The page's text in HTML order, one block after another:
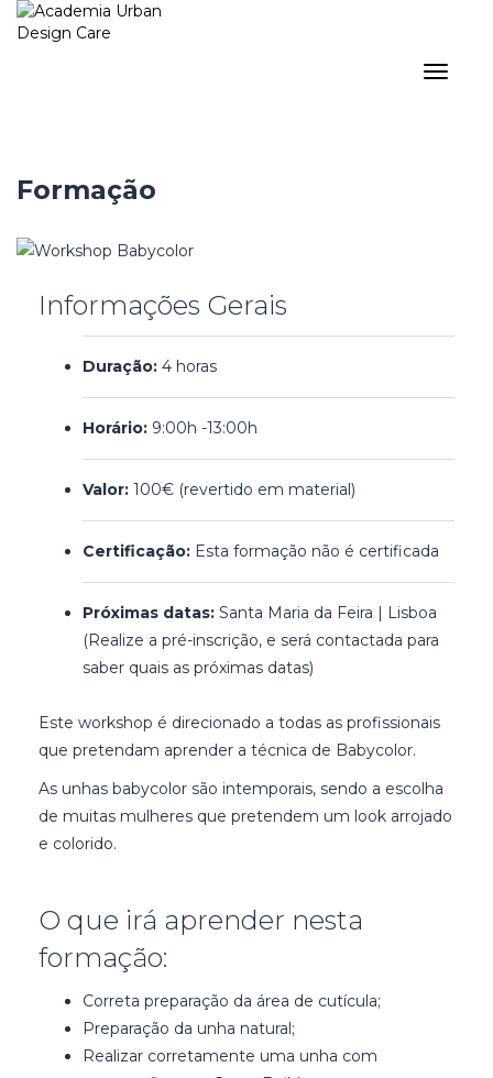
Toggle
Formação
Informações Gerais
Duração: 4 horas
Horário: 9:00h -13:00h
Valor: 100€ (revertido em material)
Certificação: Esta formação não é certificada
Próximas datas: Santa Maria da Feira | Lisboa
(Realize a pré-inscrição, e será contactada para
saber quais as próximas datas)
Este workshop é direcionado a todas as profissionais
que pretendam aprender a técnica de Babycolor.
As unhas babycolor são intemporais, sendo a escolha
de muitas mulheres que pretendem um look arrojado
e colorido.
O que irá aprender nesta
formação:
Correta preparação da área de cutícula;
Preparação da unha natural;
Realizar corretamente uma unha com